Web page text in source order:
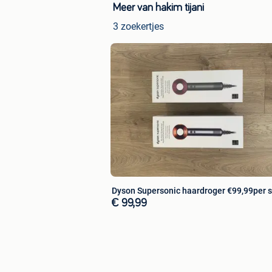
Meer van hakim tijani
3 zoekertjes
Dyson Supersonic haardroger €99,99per
€ 99,99